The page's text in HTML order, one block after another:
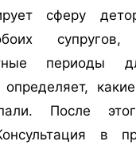
сферу
супругов,
периоды
После
в